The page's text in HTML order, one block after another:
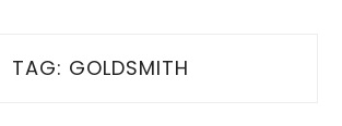
TAG: GOLDSMITH